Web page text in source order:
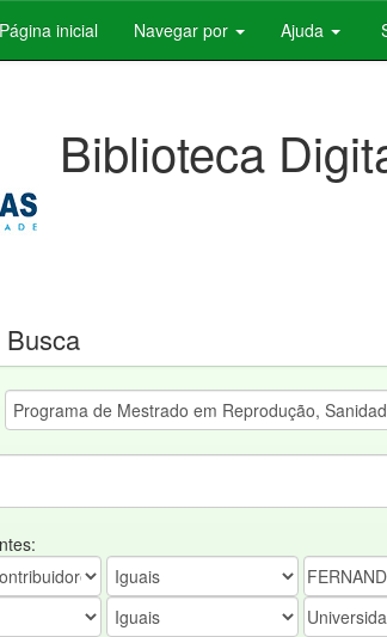
inicial Navegar por Ajuda
Biblioteca
Busca